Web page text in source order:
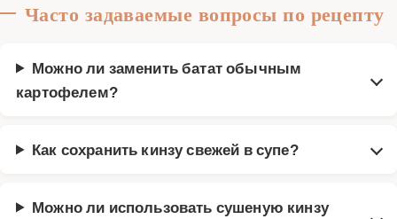
Часто задаваемые вопросы по рецепту
Можно ли заменить батат обычным
картофелем?
Как сохранить кинзу свежей в супе?
Можно ли использовать сушеную кинзу